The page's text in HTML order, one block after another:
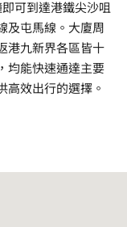
可到達港鐵尖沙咀
及屯馬線。大廈周
港九新界各區皆十
均能快速通達主要
高效出行的選擇。